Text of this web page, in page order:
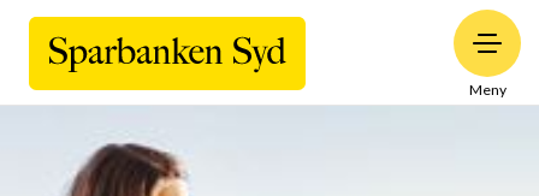
Meny